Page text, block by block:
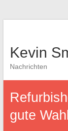
Kevin
Nachrichten
gute